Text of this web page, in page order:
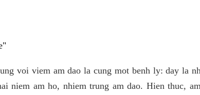
voi viem am dao la cung mot benh ly: day la
niem am ho, nhiem trung am dao. Hien thuc,